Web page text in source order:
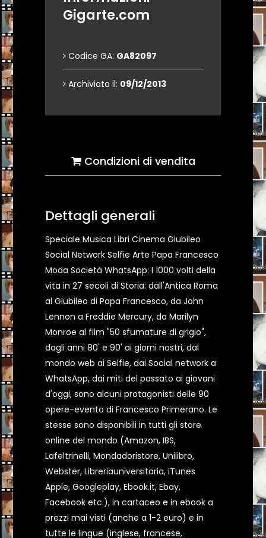
Gigarte.com
Codice GA: GA82097
Archiviata il: 09/12/2013
Condizioni di vendita
Dettagli generali
Speciale Musica Libri Cinema Giubileo
Social Network Selfie Arte Papa Francesco
Moda Società WhatsApp: I 1000 volti della
vita in 27 secoli di Storia: dall'Antica Roma
al Giubileo di Papa Francesco, da John
Lennon a Freddie Mercury, da Marilyn
Monroe al film "50 sfumature di grigio",
dagli anni 80' e 90' ai giorni nostri, dal
mondo web ai Selfie, dai Social network a
WhatsApp, dai miti del passato ai giovani
d'oggi, sono alcuni protagonisti delle 90
opere-evento di Francesco Primerano. Le
stesse sono disponibili in tutti gli store
online del mondo (Amazon, IBS,
Lafeltrinelli, Mondadoristore, Unilibro,
Webster, Libreriauniversitaria, iTunes
Apple, Googleplay, Ebook.it, Ebay,
Facebook etc.), in cartaceo e in ebook a
prezzi mai visti (anche a 1-2 euro) e in
tutte le lingue (inglese, francese,